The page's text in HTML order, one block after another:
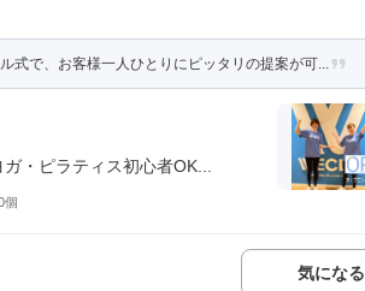
式で、お客様一人ひとりにピッタリの提案が可...
・ピラティス初心者OK...
個
気になる